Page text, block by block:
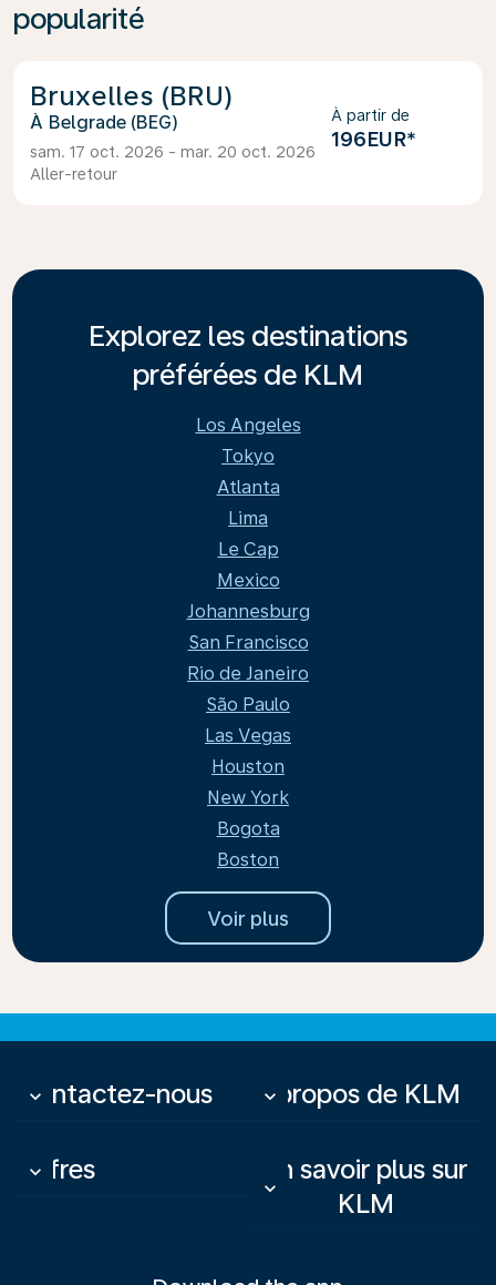
popularité
Bruxelles (BRU)
Belgrade (BEG)
sam. 17 oct. 2026 - mar. 20 oct. 2026
Aller-retour
À partir de
196EUR*
Explorez les destinations
préférées de KLM
Los Angeles
Tokyo
Atlanta
Lima
Le Cap
Mexico
Johannesburg
San Francisco
Rio de Janeiro
São Paulo
Las Vegas
Houston
New York
Bogota
Boston
Voir plus
Contactez-nous
keyboard_arrow_down À propos de KLM
keyboard_arrow_down
Offres
keyboard_arrow_down
En savoir plus sur
KLM
keyboard_arrow_down